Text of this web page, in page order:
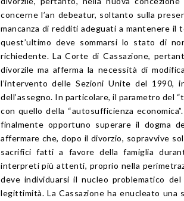
concerne l’an debeatur, soltanto sulla
mancanza di redditi adeguati a mantenere il
quest’ultimo deve sommarsi lo stato di
richiedente. La Corte di Cassazione,
divorzile ma afferma la necessità di
l’intervento delle Sezioni Unite del 1990,
dell’assegno. In particolare, il parametro del
con quello della “autosufficienza
finalmente opportuno superare il dogma
affermare che, dopo il divorzio, sopravvive
sacrifici fatti a favore della famiglia
interpreti più attenti, proprio nella
deve individuarsi il nucleo problematico
legittimità. La Cassazione ha enucleato